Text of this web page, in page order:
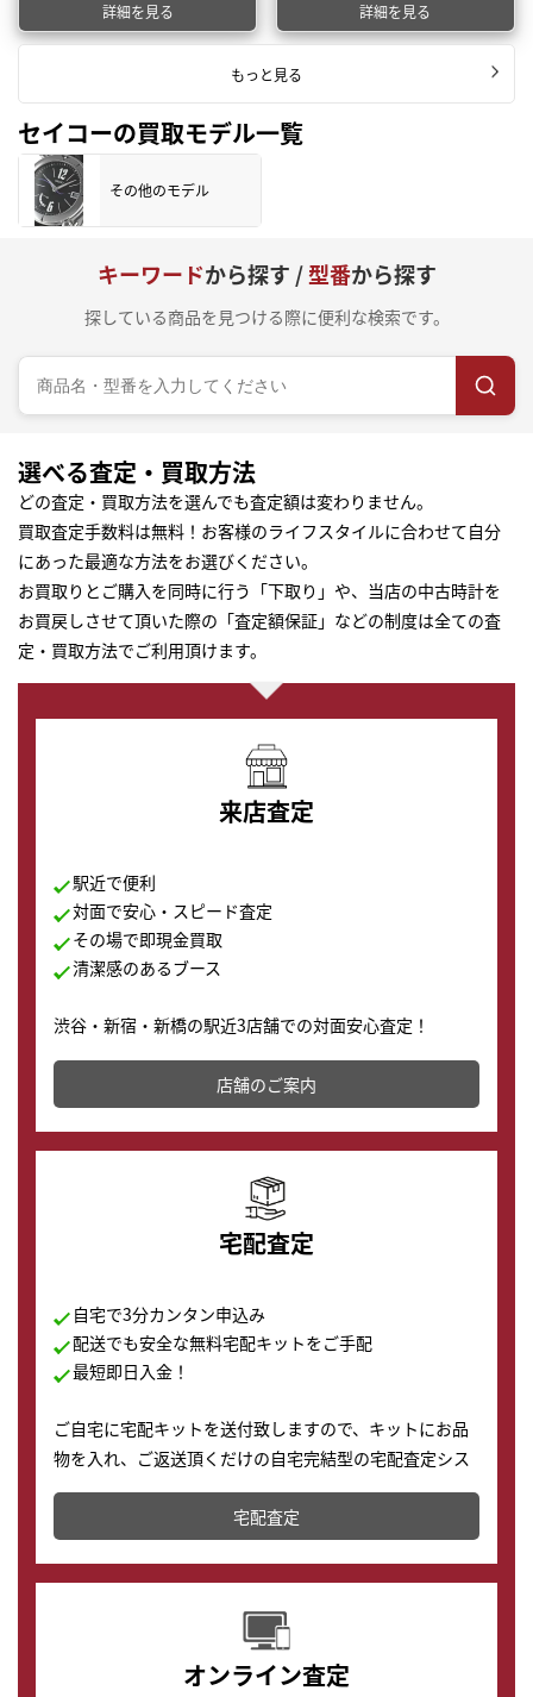
詳細を見る 詳細を見る
もっと見る
セイコーの買取モデル一覧
その他のモデル
キーワードから探す /型番から探す
探している商品を見つける際に便利な検索です。
選べる査定・買取方法
どの査定・買取方法を選んでも査定額は変わりません。
買取査定手数料は無料！お客様のライフスタイルに合わせて自分
にあった最適な方法をお選びください。
お買取りとご購入を同時に行う「下取り」や、当店の中古時計を
お買戻しさせて頂いた際の「査定額保証」などの制度は全ての査
定・買取方法でご利用頂けます。
来店査定
駅近で便利
対面で安心・スピード査定
その場で即現金買取
清潔感のあるブース
渋谷・新宿・新橋の駅近3店舗での対面安心査定！
その場で現金買取致します。渋谷本店では、時計販売の
店舗を併設しており、下取りに出してお得に新しい時計
の購入もできます♪
店舗のご案内
宅配査定
自宅で3分カンタン申込み
配送でも安全な無料宅配キットをご手配
最短即日入金！
ご自宅に宅配キットを送付致しますので、キットにお品
物を入れ、ご返送頂くだけの自宅完結型の宅配査定シス
テムです。
配送でも簡単&安全に査定・買取に出すことが可能で
す。
宅配査定
オンライン査定